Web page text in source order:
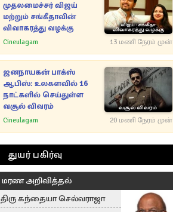
முதலமைச்சர் விஜய்
மற்றும் சங்கீதாவின்
விவாகரத்து வழக்கு
Cineulagam 13 மணி நேரம் முன்
ஜனநாயகன் பாக்ஸ்
ஆபிஸ்: உலகளவில் 16
நாட்களில் செய்துள்ள
வசூல் விவரம்
Cineulagam 20 மணி நேரம் முன்
துயர் பகிர்வு
மரண அறிவித்தல்
திரு கந்தையா செல்வராஜா